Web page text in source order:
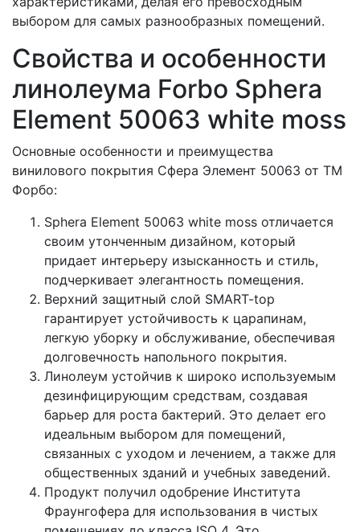
выбором для самых разнообразных помещений.
Свойства и особенности
линолеума Forbo Sphera
Element 50063 white moss
Основные особенности и преимущества
винилового покрытия Сфера Элемент 50063 от ТМ
Форбо:
Sphera Element 50063 white moss отличается
своим утонченным дизайном, который
придает интерьеру изысканность и стиль,
подчеркивает элегантность помещения.
Верхний защитный слой SMART-top
гарантирует устойчивость к царапинам,
легкую уборку и обслуживание, обеспечивая
долговечность напольного покрытия.
Линолеум устойчив к широко используемым
дезинфицирующим средствам, создавая
барьер для роста бактерий. Это делает его
идеальным выбором для помещений,
связанных с уходом и лечением, а также для
общественных зданий и учебных заведений.
Продукт получил одобрение Института
Фраунгофера для использования в чистых